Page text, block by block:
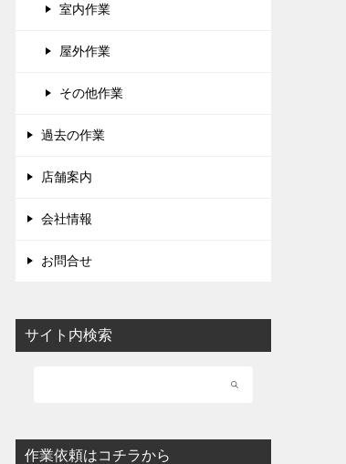
室内作業
屋外作業
その他作業
過去の作業
店舗案内
会社情報
お問合せ
サイト内検索
作業依頼はコチラから